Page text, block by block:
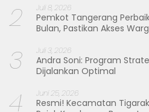
2 Juli 8, 2026
Pemkot Tangerang
Bulan, Pastikan Akses
3 Juli 3, 2026
Andra Soni: Program
Dijalankan Optimal
4 Juni 25, 2026
Resmi! Kecamatan